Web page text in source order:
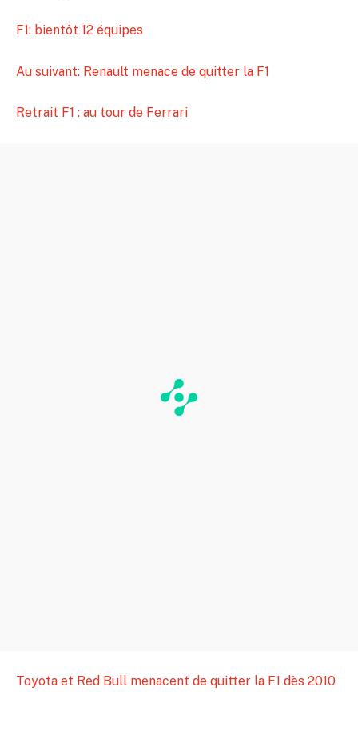
F1: bientôt 12 équipes
Au suivant: Renault menace de quitter la F1
Retrait F1 : au tour de Ferrari
Toyota et Red Bull menacent de quitter la F1 dès 2010